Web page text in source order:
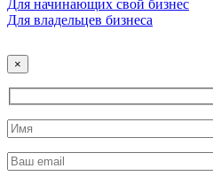
Для начинающих свой бизнес
Для владельцев бизнеса
×